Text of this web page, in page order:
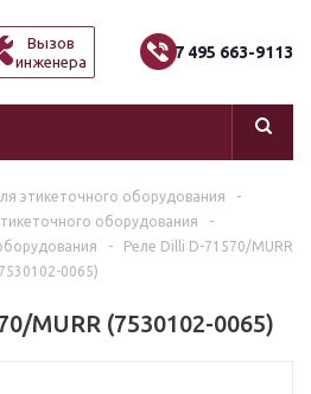
Вызов
инженера
+7 495 663-9113
этикеточного оборудования
-
оборудования
-
-
Реле Dilli D-71570/MURR
0065)
MURR (7530102-0065)